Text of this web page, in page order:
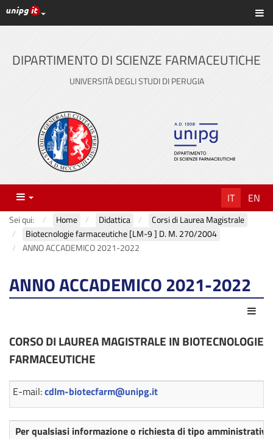
Vai
al
principale
Link ai principali servizi web di Ateneo
DIPARTIMENTO DI SCIENZE FARMACEUTICHE
UNIVERSITÀ DEGLI STUDI DI PERUGIA
Menu IT EN
Sei qui: Home Didattica
Corsi di Laurea Magistrale
Biotecnologie farmaceutiche [LM-9 ] D. M. 270/2004
ANNO ACCADEMICO 2021-2022
ANNO ACCADEMICO 2021-2022
CORSO DI LAUREA MAGISTRALE IN BIOTECNOLOGIE
FARMACEUTICHE
E-mail:cdlm-biotecfarm@unipg.it
Per qualsiasi informazione o richiesta di tipo